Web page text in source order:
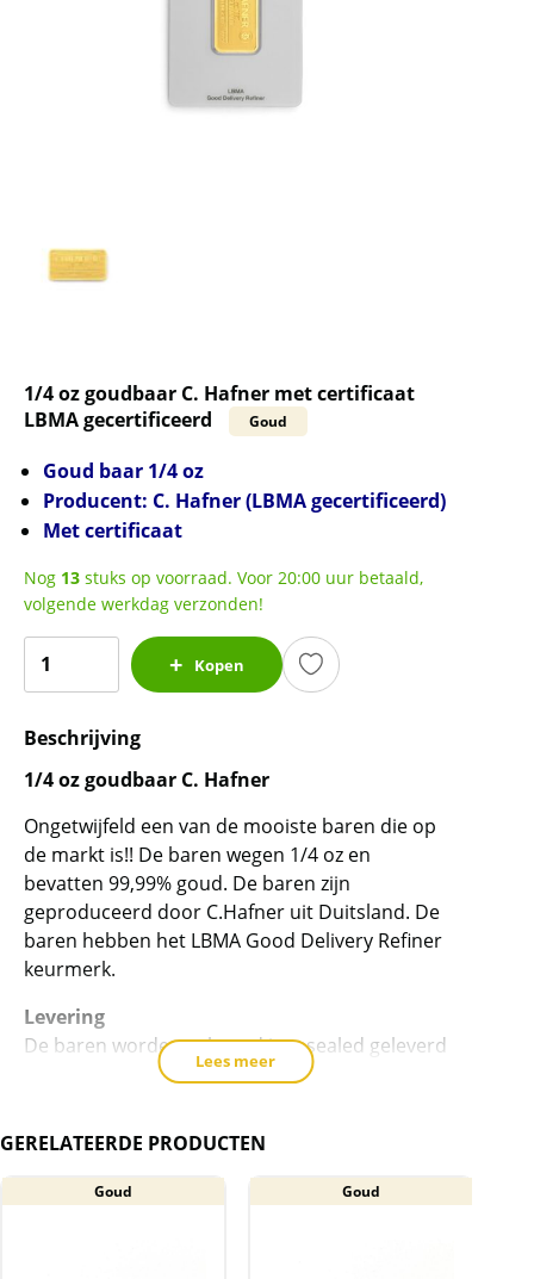
1/4 oz goudbaar C. Hafner met certificaat
LBMA gecertificeerd
Goud
Goud baar 1/4 oz
Producent: C. Hafner (LBMA gecertificeerd)
Met certificaat
Nog 13 stuks op voorraad. Voor 20:00 uur betaald,
volgende werkdag verzonden!
C.
Hafner
certificaat
LBMA
gecertificeerd
aantal
Kopen
Beschrijving
1/4 oz goudbaar C. Hafner
Ongetwijfeld een van de mooiste baren die op
de markt is!! De baren wegen 1/4 oz en
bevatten 99,99% goud. De baren zijn
geproduceerd door C.Hafner uit Duitsland. De
baren hebben het LBMA Good Delivery Refiner
keurmerk.
Levering
De baren worden geleverd ingesealed geleverd
in het het ontwerp van een creditcard. Erg
achterkant een uniek serie nummer
bevatten.
Lees meer
GERELATEERDE PRODUCTEN
Goud Goud